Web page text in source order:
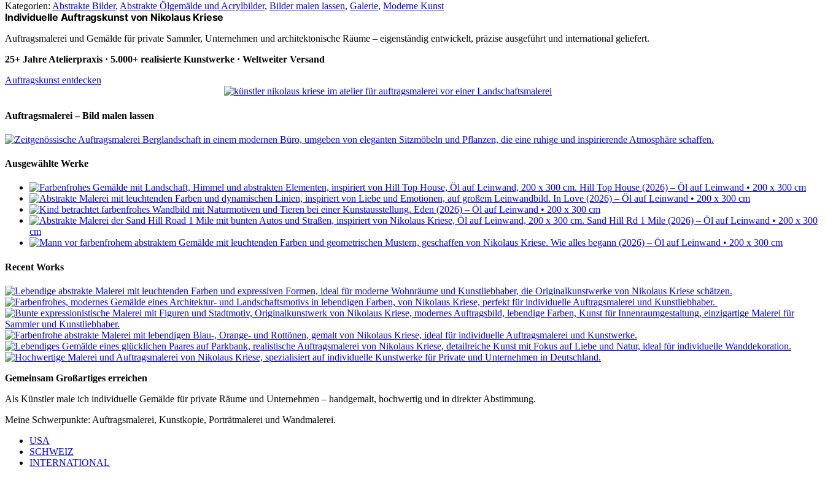
Kategorien: Abstrakte Bilder, Abstrakte Ölgemälde und Acrylbilder, Bilder malen lassen, Galerie, Moderne Kunst
Individuelle Auftragskunst von Nikolaus Kriese
Auftragsmalerei und Gemälde für private Sammler, Unternehmen und architektonische Räume – eigenständig entwickelt, präzise ausgeführt und international geliefert.
25+ Jahre Atelierpraxis · 5.000+ realisierte Kunstwerke · Weltweiter Versand
Auftragskunst entdecken
Auftragsmalerei – Bild malen lassen
Ausgewählte Werke
Hill Top House (2026) – Öl auf Leinwand • 200 x 300 cm
In Love (2026) – Öl auf Leinwand • 200 x 300 cm
Eden (2026) – Öl auf Leinwand • 200 x 300 cm
Sand Hill Rd 1 Mile (2026) – Öl auf Leinwand • 200 x 300
cm
Wie alles begann (2026) – Öl auf Leinwand • 200 x 300 cm
Recent Works
Gemeinsam Großartiges erreichen
Als Künstler male ich individuelle Gemälde für private Räume und Unternehmen – handgemalt, hochwertig und in direkter Abstimmung.
Meine Schwerpunkte: Auftragsmalerei, Kunstkopie, Porträtmalerei und Wandmalerei.
USA
SCHWEIZ
INTERNATIONAL